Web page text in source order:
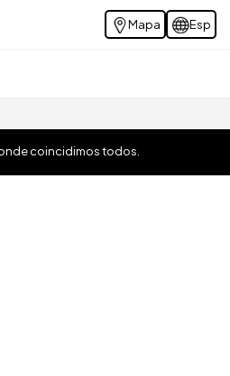
Mapa Esp
coincidimos todos.